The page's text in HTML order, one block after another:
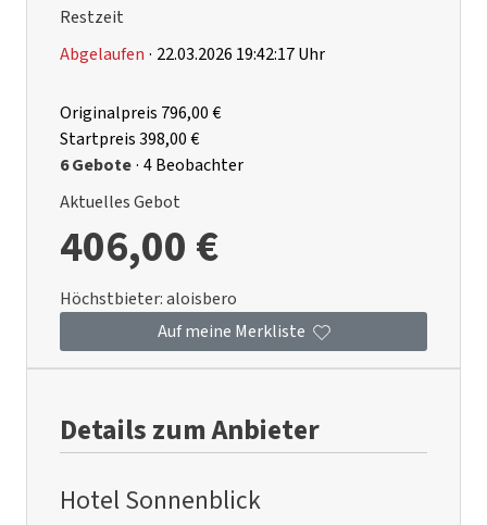
Restzeit
Abgelaufen · 22.03.2026 19:42:17 Uhr
Originalpreis 796,00 €
Startpreis398,00 €
6 Gebote· 4 Beobachter
Aktuelles Gebot
406,00 €
Höchstbieter:aloisbero
Auf meine Merkliste
Details zum Anbieter
Hotel Sonnenblick